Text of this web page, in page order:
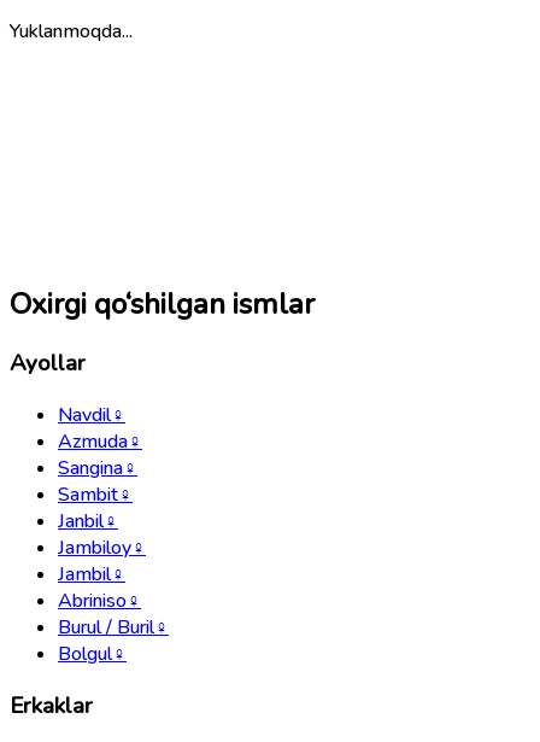
Yuklanmoqda...
Oxirgi qo‘shilgan ismlar
Ayollar
Navdil♀
Azmuda♀
Sangina♀
Sambit♀
Janbil♀
Jambiloy♀
Jambil♀
Abriniso♀
Burul / Buril♀
Bolgul♀
Erkaklar